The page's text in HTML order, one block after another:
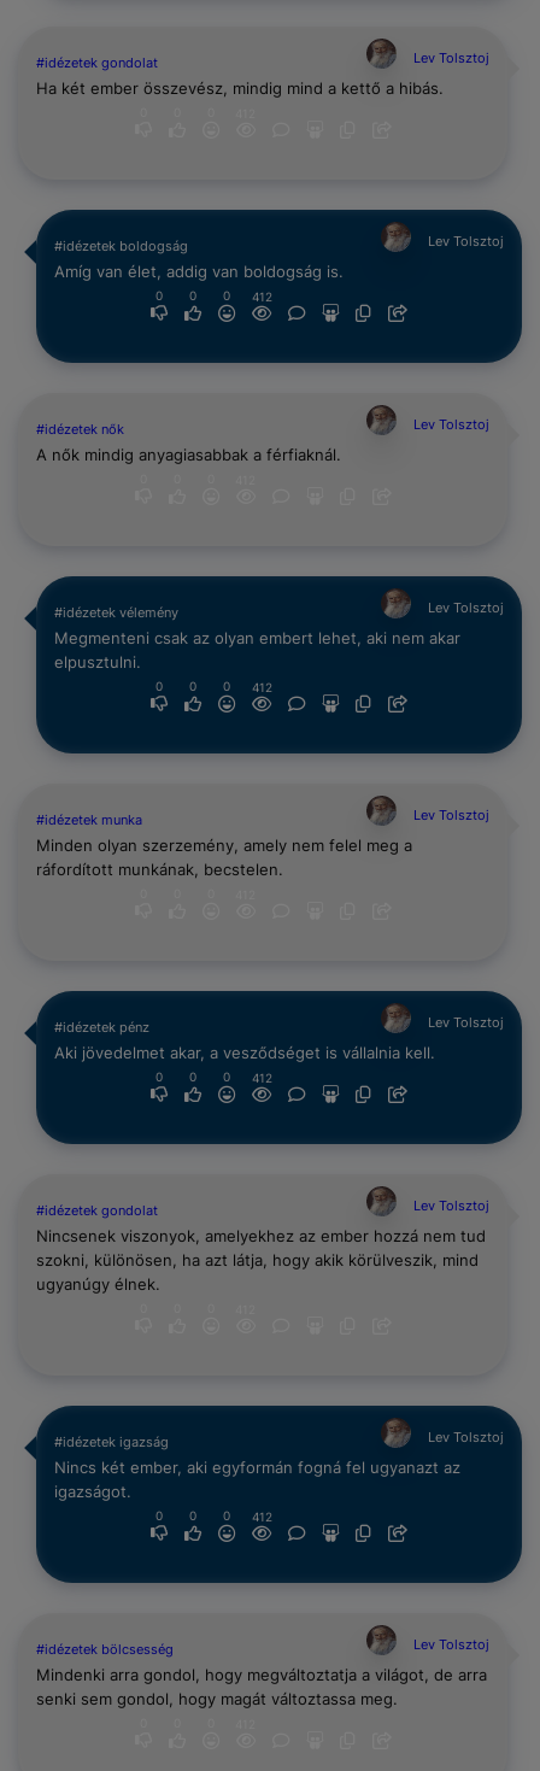
#idézetek gondolat Lev Tolsztoj
Ha két ember összevész, mindig mind a kettő a hibás.
#idézetek boldogság Lev Tolsztoj
Amíg van élet, addig van boldogság is.
0 0 0 412
#idézetek nők Lev Tolsztoj
A nők mindig anyagiasabbak a férfiaknál.
#idézetek vélemény Lev Tolsztoj
Megmenteni csak az olyan embert lehet, aki nem akar
elpusztulni.
0 0 0 412
#idézetek munka Lev Tolsztoj
Minden olyan szerzemény, amely nem felel meg a
ráfordított munkának, becstelen.
#idézetek pénz Lev Tolsztoj
Aki jövedelmet akar, a vesződséget is vállalnia kell.
0 0 0 412
#idézetek gondolat Lev Tolsztoj
Nincsenek viszonyok, amelyekhez az ember hozzá nem tud
szokni, különösen, ha azt látja, hogy akik körülveszik, mind
ugyanúgy élnek.
#idézetek igazság Lev Tolsztoj
Nincs két ember, aki egyformán fogná fel ugyanazt az
igazságot.
0 0 0 412
#idézetek bölcsesség Lev Tolsztoj
Mindenki arra gondol, hogy megváltoztatja a világot, de arra
senki sem gondol, hogy magát változtassa meg.